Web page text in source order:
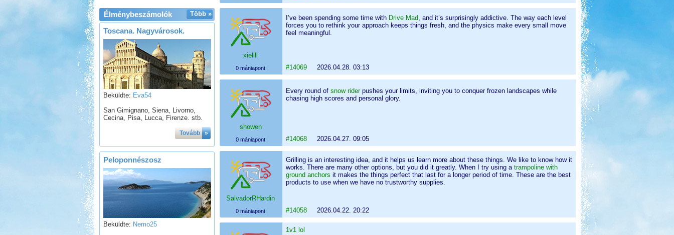
Több »
Élménybeszámolók
Toscana. Nagyvárosok.
Beküldte: Eva54
San Gimignano, Siena, Livorno,
Cecina, Pisa, Lucca, Firenze. stb.
Tovább »
Peloponnészosz
Beküldte: Nemo25
xielili
0 mániapont
I’ve been spending some time with Drive Mad, and it’s surprisingly addictive. The way each level
forces you to rethink your approach keeps things fresh, and the physics make every small move
feel meaningful.
#140692026.04.28. 03:13
showen
0 mániapont
Every round of snow riderpushes your limits, inviting you to conquer frozen landscapes while
chasing high scores and personal glory.
#140682026.04.27. 09:05
SalvadorRHardin
0 mániapont
Grilling is an interesting idea, and it helps us learn more about these things. We like to know how it
works. There are many other options, but you did it greatly. When I try using a trampoline with
ground anchors it makes the things perfect that last for a longer period of time. These are the best
products to use when we have no trustworthy supplies.
#140582026.04.22. 20:22
1v1 lol